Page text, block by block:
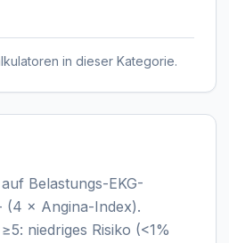
in dieser Kategorie.
Belastungs-EKG-
(4 × Angina-Index).
niedriges Risiko (<1%